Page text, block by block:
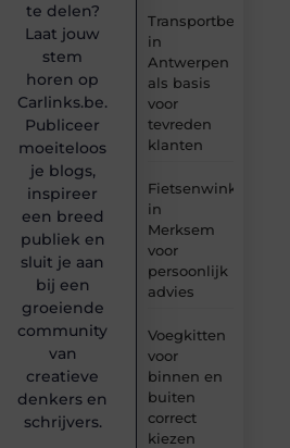
Transportbedrijf
in
Antwerpen
als basis
voor
tevreden
klanten
Fietsenwinkel
in
Merksem
voor
persoonlijk
advies
Voegkitten
voor
binnen en
buiten
correct
kiezen
te delen?
Laat jouw
stem
horen op
Carlinks.be.
Publiceer
moeiteloos
je blogs,
inspireer
een breed
publiek en
sluit je aan
bij een
groeiende
community
van
creatieve
denkers en
schrijvers.